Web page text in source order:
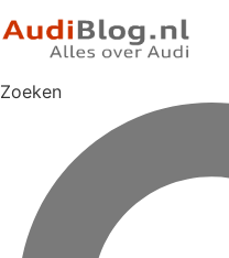
Zoeken